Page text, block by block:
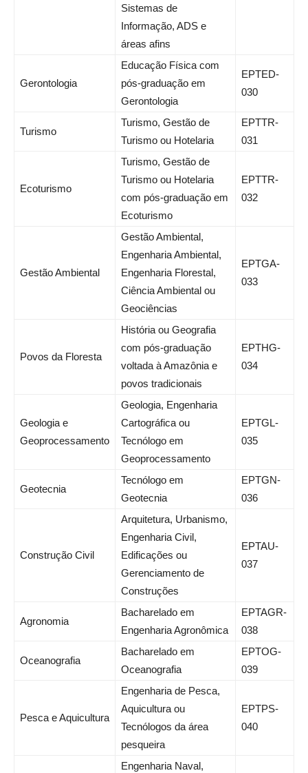
Sistemas de
Informação, ADS e
áreas afins
Gerontologia
Educação Física com
pós-graduação em
Gerontologia
EPTED-
030
Turismo
Turismo, Gestão de
Turismo ou Hotelaria
EPTTR-
031
Ecoturismo
Turismo, Gestão de
Turismo ou Hotelaria
com pós-graduação em
Ecoturismo
EPTTR-
032
Gestão Ambiental
Gestão Ambiental,
Engenharia Ambiental,
Engenharia Florestal,
Ciência Ambiental ou
Geociências
EPTGA-
033
Povos da Floresta
História ou Geografia
com pós-graduação
voltada à Amazônia e
povos tradicionais
EPTHG-
034
Geologia e
Geoprocessamento
Geologia, Engenharia
Cartográfica ou
Tecnólogo em
Geoprocessamento
EPTGL-
035
Geotecnia
Tecnólogo em
Geotecnia
EPTGN-
036
Construção Civil
Arquitetura, Urbanismo,
Engenharia Civil,
Edificações ou
Gerenciamento de
Construções
EPTAU-
037
Agronomia
Bacharelado em
Engenharia Agronômica
EPTAGR-
038
Oceanografia
Bacharelado em
Oceanografia
EPTOG-
039
Pesca e Aquicultura
Engenharia de Pesca,
Aquicultura ou
Tecnólogos da área
pesqueira
EPTPS-
040
Engenharia Naval,